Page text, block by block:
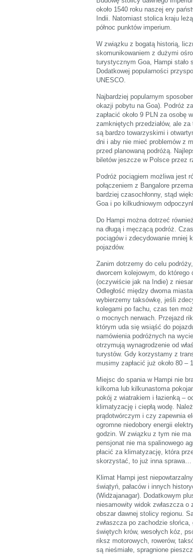
około 1540 roku naszej ery
Indii. Natomiast stolica kraju
północ punktów imperium.
W związku z bogatą historią,
skomunikowaniem z dużymi
turystycznym Goa, Hampi stało
Dodatkowej popularności
UNESCO.
Najbardziej popularnym
okazji pobytu na Goa). Podróż
zapłacić około 9 PLN za osobę
zamkniętych przedziałów, ale
są bardzo towarzyskimi i
dni i aby nie mieć problemów z
przed planowaną podróżą.
biletów jeszcze w Polsce przez
Podróż pociągiem możliwa jest
połączeniem z Bangalore
bardziej czasochłonny, stąd
Goa i po kilkudniowym
Do Hampi można dotrzeć
na długą i męczącą podróż.
pociągów i zdecydowanie mniej
pojazdów.
Zanim dotrzemy do celu
dworcem kolejowym, do
(oczywiście jak na Indie) z
Odległość między dwoma
wybierzemy taksówkę, jeśli
kolegami po fachu, czas ten
o mocnych nerwach. Przejazd
którym uda się wsiąść do
namówienia podróżnych na
otrzymują wynagrodzenie od
turystów. Gdy korzystamy z
musimy zapłacić już około 80 –
Miejsc do spania w Hampi nie
kilkoma lub kilkunastoma
pokój z wiatrakiem i łazienką –
klimatyzację i ciepłą wodę.
prądotwórczym i czy zapewnia
ogromne niedobory energii
godzin. W związku z tym nie
pensjonat nie ma spalinowego
płacić za klimatyzację, która
skorzystać, to już inna sprawa…
Klimat Hampi jest
świątyń, pałaców i innych
(Widżajanagar). Dodatkowym
niesamowity widok zwłaszcza o
obszar dawnej stolicy regionu.
zwłaszcza po zachodzie
świętych krów, wesołych kóz,
riksz motorowych, rowerów,
są nieśmiałe, spragnione